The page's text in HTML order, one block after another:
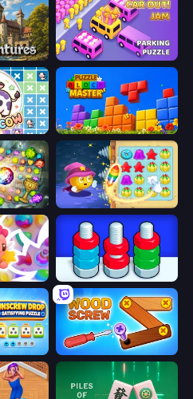
Car OUT! Jam Parking Puzzle
Puzzle Block Master
2 Candy Riddles
Unscrew Drop: Satisfying Puzzle Wood Screw: Bolts Puzzle